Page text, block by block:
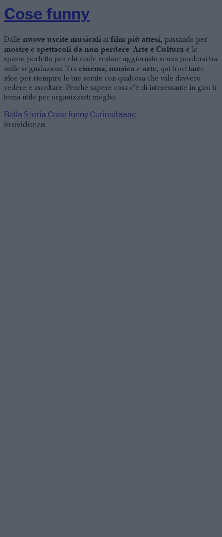
Cose funny
Dalle nuove uscite musicali ai film più attesi, passando per
mostre e spettacoli da non perdere: Arte e Cultura è lo
spazio perfetto per chi vuole restare aggiornato senza perdersi tra
mille segnalazioni. Tra cinema, musica e arte, qui trovi tante
idee per riempire le tue serate con qualcosa che vale davvero
vedere e ascoltare. Perché sapere cosa c’è di interessante in giro ti
torna utile per organizzarti meglio.
Bella Storia Cose funny Curiositaaac
in evidenza